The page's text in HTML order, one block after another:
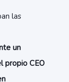
las
un
propio CEO